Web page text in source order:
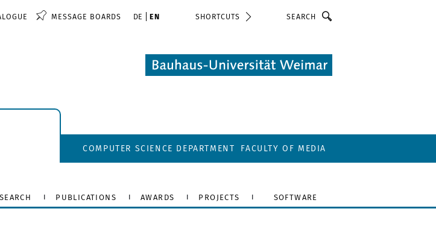
MESSAGE BOARDS DE EN SHORTCUTS
COMPUTER SCIENCE DEPARTMENT FACULTY OF MEDIA
PUBLICATIONS AWARDS PROJECTS SOFTWARE